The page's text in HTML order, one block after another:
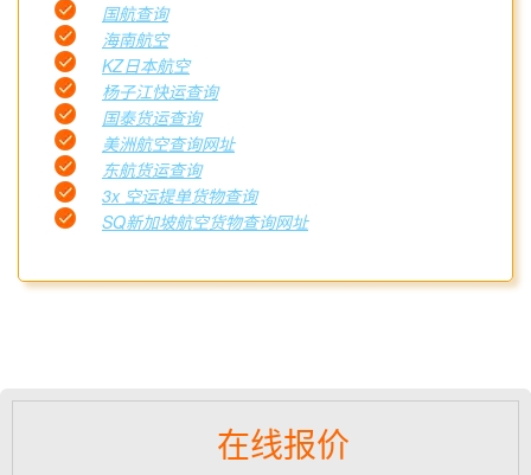
国航查询
海南航空
KZ日本航空
杨子江快运查询
国泰货运查询
美洲航空查询网址
东航货运查询
3x 空运提单货物查询
SQ新加坡航空货物查询网址
在线报价